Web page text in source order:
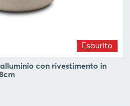
Esaurito
con rivestimento in